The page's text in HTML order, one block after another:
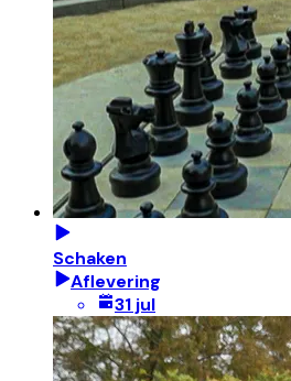
Schaken
Aflevering
31 jul